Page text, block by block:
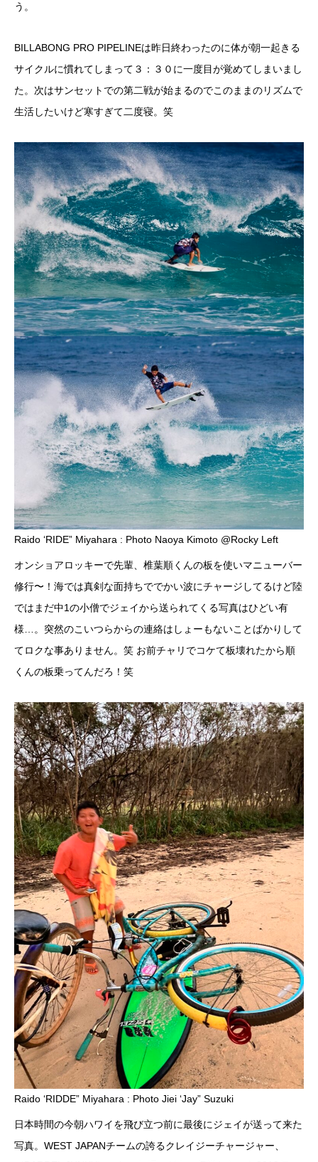
う。
BILLABONG PRO PIPELINEは昨日終わったのに体が朝一起きる
サイクルに慣れてしまって３：３０に一度目が覚めてしまいまし
た。次はサンセットでの第二戦が始まるのでこのままのリズムで
生活したいけど寒すぎて二度寝。笑
Raido ‘RIDE” Miyahara : Photo Naoya Kimoto @Rocky Left
オンショアロッキーで先輩、椎葉順くんの板を使いマニューバー
修行〜！海では真剣な面持ちででかい波にチャージしてるけど陸
ではまだ中1の小僧でジェイから送られてくる写真はひどい有
様…。突然のこいつらからの連絡はしょーもないことばかりして
てロクな事ありません。笑 お前チャリでコケて板壊れたから順
くんの板乗ってんだろ！笑
Raido ‘RIDDE” Miyahara : Photo Jiei ‘Jay” Suzuki
日本時間の今朝ハワイを飛び立つ前に最後にジェイが送って来た
写真。WEST JAPANチームの誇るクレイジーチャージャー、